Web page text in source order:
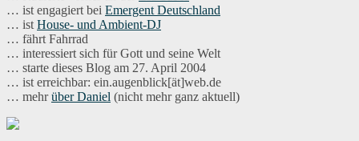
… ist engagiert bei Emergent Deutschland
… ist House- und Ambient-DJ
… fährt Fahrrad
… interessiert sich für Gott und seine Welt
… starte dieses Blog am 27. April 2004
… ist erreichbar: ein.augenblick[ät]web.de
… mehrüber Daniel (nicht mehr ganz aktuell)